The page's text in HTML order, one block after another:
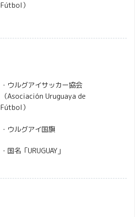
Fútbol）
・ウルグアイサッカー協会
（Asociación Uruguaya de
Fútbol）
・ウルグアイ国旗
・国名「URUGUAY」